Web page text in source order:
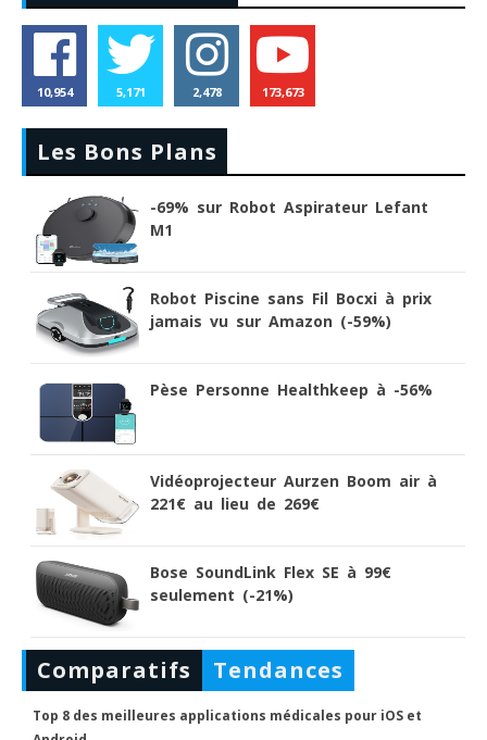
10,954 5,171 2,478 173,673
Les Bons Plans
-69% sur Robot Aspirateur Lefant
M1
Robot Piscine sans Fil Bocxi à prix
jamais vu sur Amazon (-59%)
Pèse Personne Healthkeep à -56%
Vidéoprojecteur Aurzen Boom air à
221€ au lieu de 269€
Bose SoundLink Flex SE à 99€
seulement (-21%)
Comparatifs Tendances
Top 8 des meilleures applications médicales pour iOS et